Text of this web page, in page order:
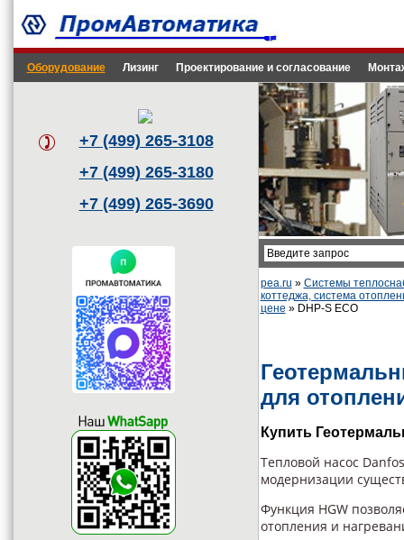
Оборудование Лизинг Проектирование и согласование
+7 (499) 265-3108
+7 (499) 265-3180
+7 (499) 265-3690
pea.ru » Системы
коттеджа, система
цене » DHP-S ECO
для
Купить
Тепловой насос
модернизации
Функция HGW
отопления и